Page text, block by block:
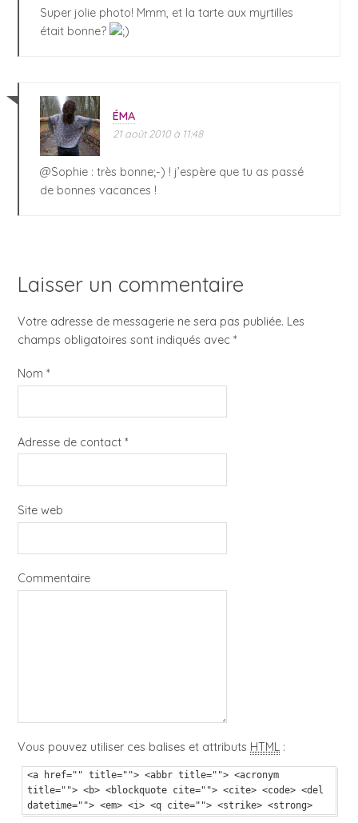
Super jolie photo! Mmm, et la tarte aux myrtilles
était bonne?
ÉMA
21 août 2010 à 11:48
@Sophie : très bonne;-) ! j’espère que tu as passé
de bonnes vacances !
Laisser un commentaire
Votre adresse de messagerie ne sera pas publiée. Les
champs obligatoires sont indiqués avec*
Nom*
Adresse de contact*
Site web
Commentaire
Vous pouvez utiliser ces balises et attributs HTML :
<a href="" title=""> <abbr title=""> <acronym
title=""> <b> <blockquote cite=""> <cite> <code> <del
datetime=""> <em> <i> <q cite=""> <strike> <strong>